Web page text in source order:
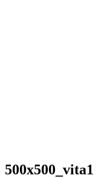
500x500_vita1